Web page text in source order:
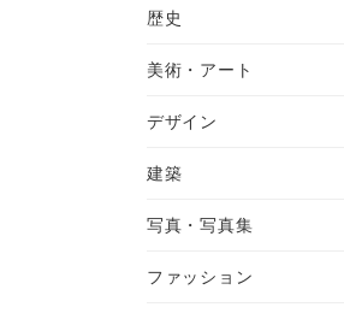
歴史
美術・アート
デザイン
建築
写真・写真集
ファッション